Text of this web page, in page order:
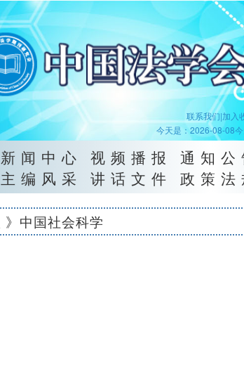
联系我们|加入
今天是：2026-08-08
新闻中心 视频播报 通知公
主编风采 讲话文件 政策法
》中国社会科学